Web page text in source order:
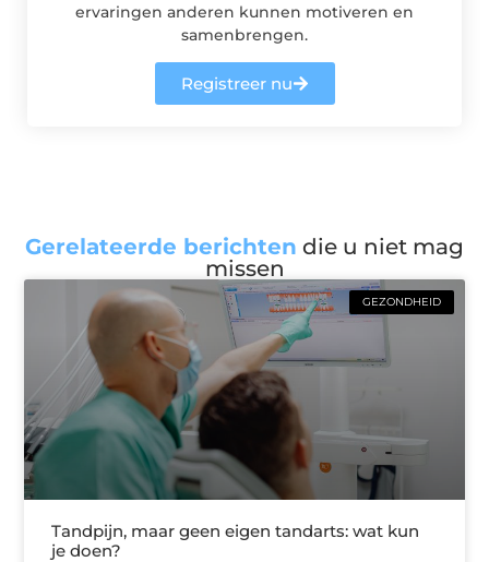
ervaringen anderen kunnen motiveren en
samenbrengen.
Registreer nu
Gerelateerde berichten die u niet mag
missen
GEZONDHEID
Tandpijn, maar geen eigen tandarts: wat kun
je doen?